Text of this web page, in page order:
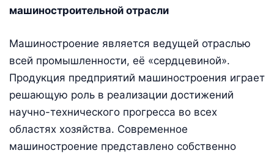
машиностроительной отрасли
Машиностроение является ведущей отраслью
всей промышленности, её «сердцевиной».
Продукция предприятий машиностроения играет
решающую роль в реализации достижений
научно-технического прогресса во всех
областях хозяйства. Современное
машиностроение представлено собственно